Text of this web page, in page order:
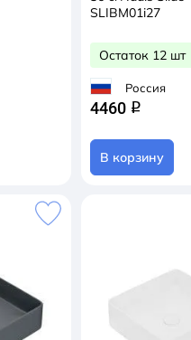
SLIBM01i27
Остаток 12 шт
Россия
4460 q
В корзину